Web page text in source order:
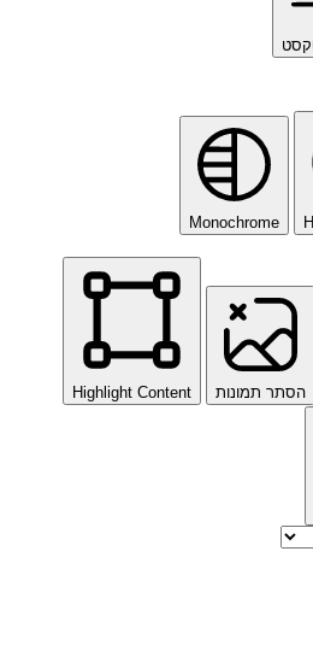
Monochrome
הסתר תמונות Highlight Content